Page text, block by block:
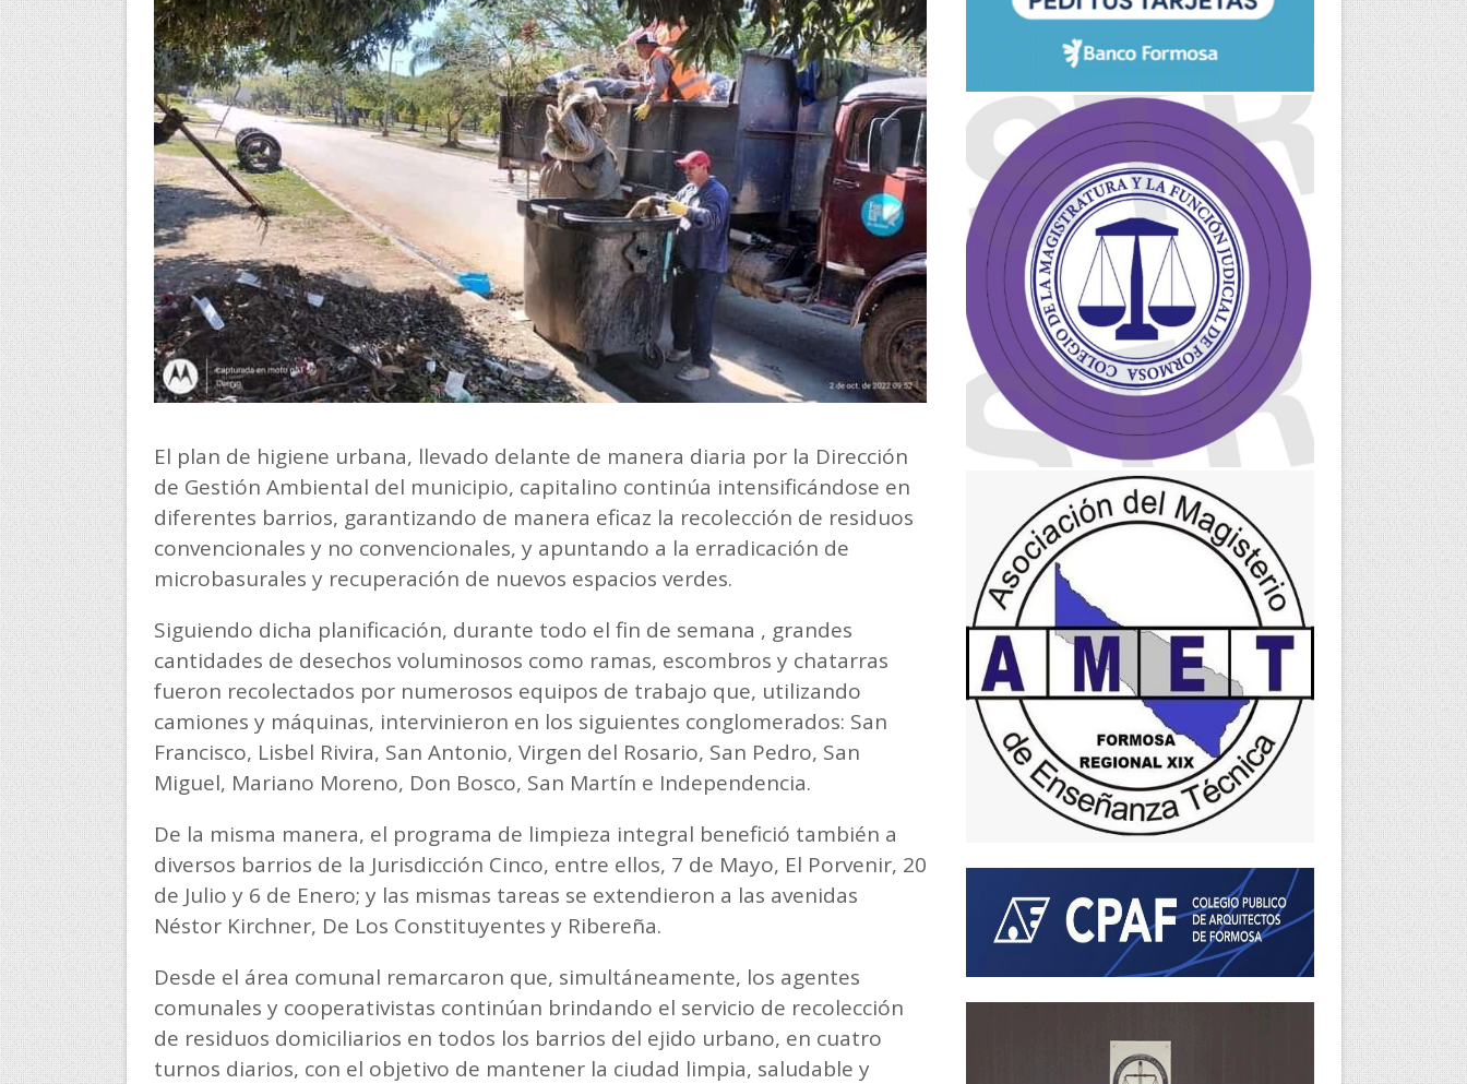
El plan de higiene urbana, llevado delante de manera diaria por la Dirección
de Gestión Ambiental del municipio, capitalino continúa intensificándose en
diferentes barrios, garantizando de manera eficaz la recolección de residuos
convencionales y no convencionales, y apuntando a la erradicación de
microbasurales y recuperación de nuevos espacios verdes.
Siguiendo dicha planificación, durante todo el fin de semana , grandes
cantidades de desechos voluminosos como ramas, escombros y chatarras
fueron recolectados por numerosos equipos de trabajo que, utilizando
camiones y máquinas, intervinieron en los siguientes conglomerados: San
Francisco, Lisbel Rivira, San Antonio, Virgen del Rosario, San Pedro, San
Miguel, Mariano Moreno, Don Bosco, San Martín e Independencia.
De la misma manera, el programa de limpieza integral benefició también a
diversos barrios de la Jurisdicción Cinco, entre ellos, 7 de Mayo, El Porvenir, 20
de Julio y 6 de Enero; y las mismas tareas se extendieron a las avenidas
Néstor Kirchner, De Los Constituyentes y Ribereña.
Desde el área comunal remarcaron que, simultáneamente, los agentes
comunales y cooperativistas continúan brindando el servicio de recolección
de residuos domiciliarios en todos los barrios del ejido urbano, en cuatro
turnos diarios, con el objetivo de mantener la ciudad limpia, saludable y